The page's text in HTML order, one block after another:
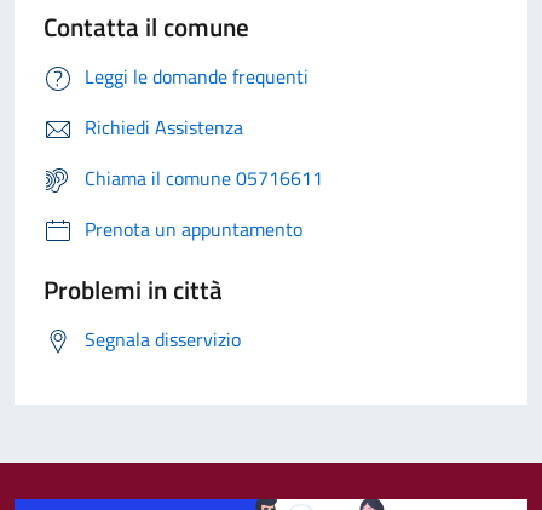
Contatta il comune
Leggi le domande frequenti
Richiedi Assistenza
Chiama il comune 05716611
Prenota un appuntamento
Problemi in città
Segnala disservizio